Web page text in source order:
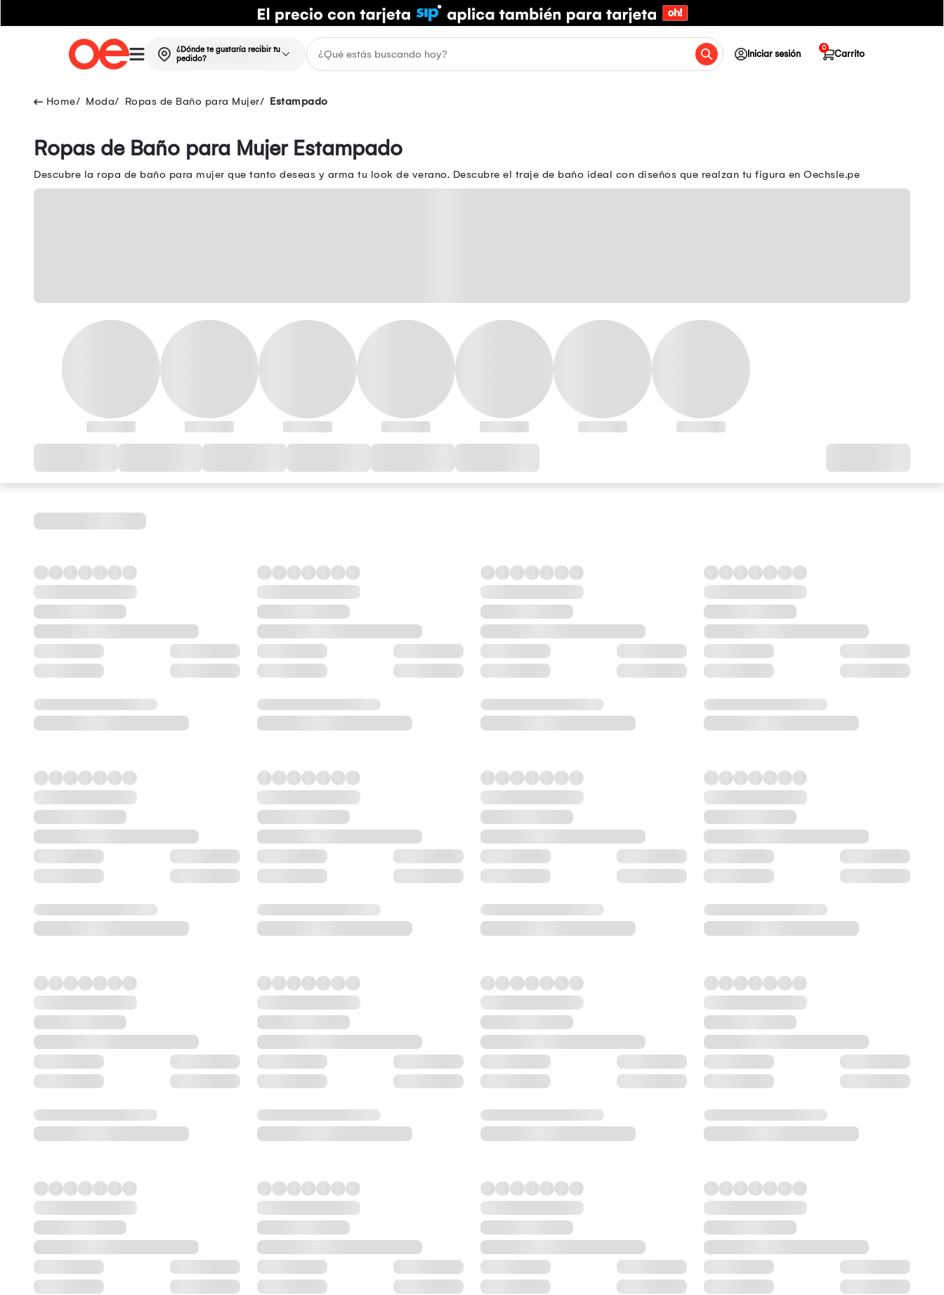
¿Dónde te gustaría recibir tu
pedido?
Iniciar sesión Carrito
0
Moda Ropas de Baño para Mujer Estampado
Ropas de Baño para Mujer Estampado
Descubre la ropa de baño para mujer que tanto deseas y arma tu look de verano. Descubre el traje de baño ideal con diseños que realzan tu figura en Oechsle.pe